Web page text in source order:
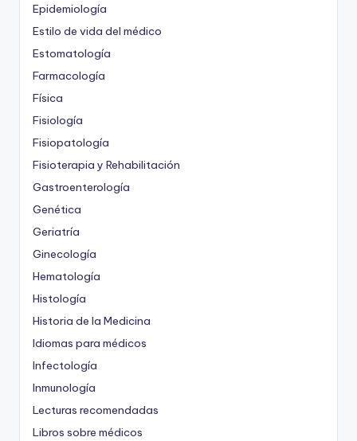
Epidemiología
Estilo de vida del médico
Estomatología
Farmacología
Física
Fisiología
Fisiopatología
Fisioterapia y Rehabilitación
Gastroenterología
Genética
Geriatría
Ginecología
Hematología
Histología
Historia de la Medicina
Idiomas para médicos
Infectología
Inmunología
Lecturas recomendadas
Libros sobre médicos